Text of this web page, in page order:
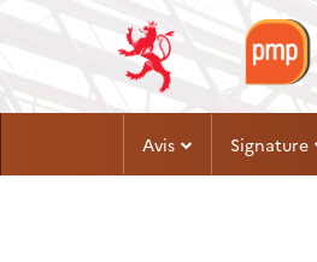
contenu
Avis Signature